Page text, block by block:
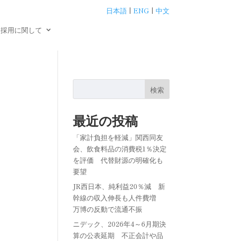
日本語| ENG| 中文
採用に関して
検索
最近の投稿
「家計負担を軽減」関西同友
会、飲食料品の消費税1％決定
を評価 代替財源の明確化も
要望
JR西日本、純利益20％減 新
幹線の収入伸長も人件費増
万博の反動で流通不振
ニデック、2026年4～6月期決
算の公表延期 不正会計や品